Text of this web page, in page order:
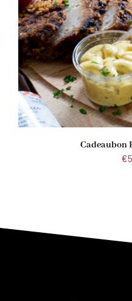
Cadeaubon
€